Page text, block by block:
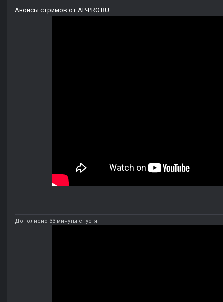
Анонсы стримов от AP-PRO.RU
Дополнено 33 минуты спустя